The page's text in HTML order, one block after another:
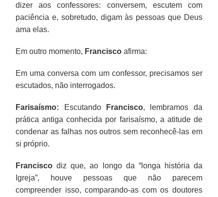
dizer aos confessores: conversem, escutem com
paciência e, sobretudo, digam às pessoas que Deus
ama elas.
Em outro momento, Francisco afirma:
Em uma conversa com um confessor, precisamos ser
escutados, não interrogados.
Farisaísmo: Escutando Francisco, lembramos da
prática antiga conhecida por farisaísmo, a atitude de
condenar as falhas nos outros sem reconhecê-las em
si próprio.
Francisco diz que, ao longo da “longa história da
Igreja”, houve pessoas que não parecem
compreender isso, comparando-as com os doutores